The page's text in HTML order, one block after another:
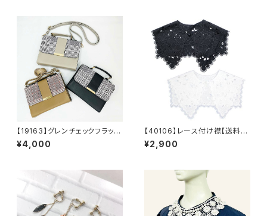
ドーアクセ ブラック ゴールド
チェーン
【19163】グレンチェックフラップ
ショルダーバッグ【送料無料】チ
ェック柄 合皮バッグ 合成皮
け クラッチバッグ ショルダー
ストラップ クラシカル レトロ
ブラック グレー ブラウン
¥4,000
【40106】レース付け襟【送料無
料】トレンド ビッグつけ襟 フ
リーサイズ レースエリ カット
ビッグカラー セーラーカラー
オケージョン
¥2,900